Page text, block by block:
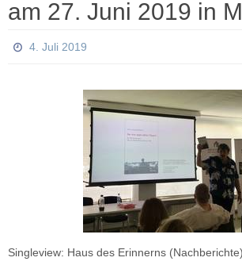
am 27. Juni 2019 in
4. Juli 2019
Singleview: Haus des Erinnerns